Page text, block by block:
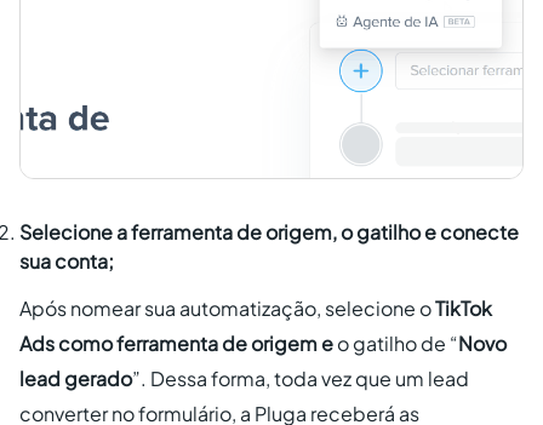
Selecione a ferramenta de origem, o gatilho e conecte
sua conta;
Após nomear sua automatização, selecione oTikTok
Ads como ferramenta de origem eo gatilho de “Novo
lead gerado”. Dessa forma, toda vez que um lead
converter no formulário, a Pluga receberá as